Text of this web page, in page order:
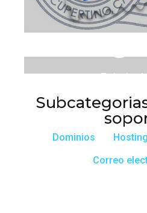
Dominios Hosting
Correo